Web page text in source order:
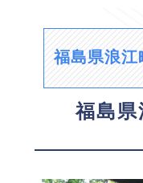
福島県浪
福島県